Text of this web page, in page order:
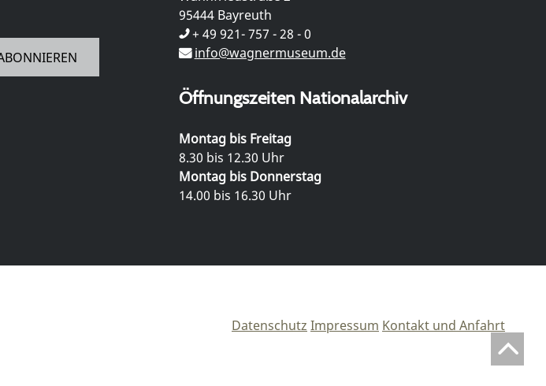
95444 Bayreuth
+ 49 921- 757 - 28 - 0
info@wagnermuseum.de
Öffnungszeiten Nationalarchiv
Montag bis Freitag
8.30 bis 12.30 Uhr
Montag bis Donnerstag
14.00 bis 16.30 Uhr
Datenschutz Impressum Kontakt und Anfahrt